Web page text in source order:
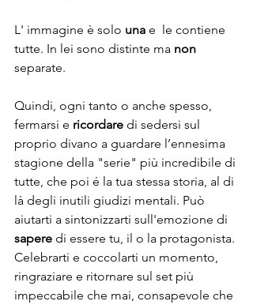
L' immagine è solo una e  le contiene
tutte. In lei sono distinte ma non
separate.
Quindi, ogni tanto o anche spesso,
fermarsi e ricordare di sedersi sul
proprio divano a guardare l’ennesima
stagione della "serie" più incredibile di
tutte, che poi é la tua stessa storia, al di
là degli inutili giudizi mentali. Può
aiutarti a sintonizzarti sull'emozione di
sapere di essere tu, il o la protagonista.
Celebrarti e coccolarti un momento,
ringraziare e ritornare sul set più
impeccabile che mai, consapevole che